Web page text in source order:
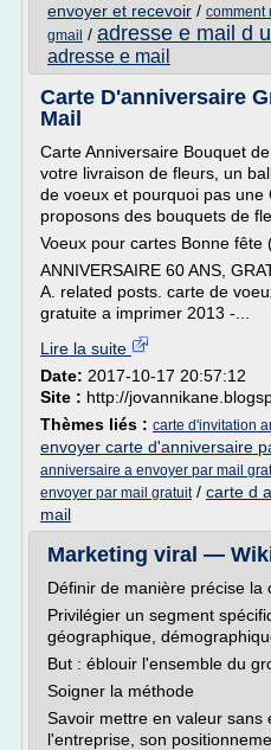
envoyer et recevoir / comment
gmail / adresse e mail d
adresse e mail
Carte D'anniversaire
Mail
Carte Anniversaire Bouquet
votre livraison de fleurs, un
de voeux et pourquoi pas une
proposons des bouquets de
Voeux pour cartes Bonne fête
ANNIVERSAIRE 60 ANS,
A. related posts. carte de
gratuite a imprimer 2013 -...
Lire la suite
Date: 2017-10-17 20:57:12
Site : http://
Thèmes liés : carte d'invitation
envoyer carte d'anniversaire
anniversaire a envoyer par mail
envoyer par mail gratuit/ carte d
mail
Marketing viral —
Définir de manière précise
Privilégier un segment
géographique,
But : éblouir l'ensemble du
Soigner la méthode
Savoir mettre en valeur sans
l'entreprise, son